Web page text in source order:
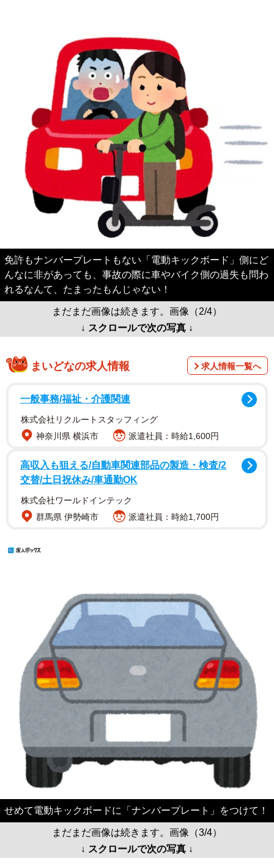
免許もナンバープレートもない「電動キックボード」側にど
んなに非があっても、事故の際に車やバイク側の過失も問わ
れるなんて、たまったもんじゃない！
まだまだ画像は続きます。画像（2/4）
↓ スクロールで次の写真 ↓
まいどなの求人情報 求人情報一覧へ
一般事務/福祉・介護関連
株式会社リクルートスタッフィング
神奈川県 横浜市
派遣社員：時給1,600円
高収入も狙える/自動車関連部品の製造・検査/2
交替/土日祝休み/車通勤OK
株式会社ワールドインテック
群馬県 伊勢崎市
派遣社員：時給1,700円
せめて電動キックボードに「ナンバープレート」をつけて！
まだまだ画像は続きます。画像（3/4）
↓ スクロールで次の写真 ↓